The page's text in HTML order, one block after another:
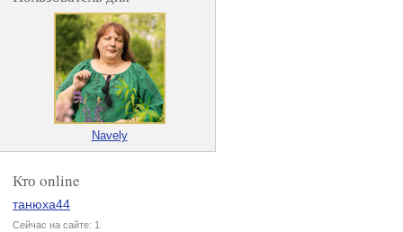
Navely
Кто online
танюха44
Сейчас на сайте: 1